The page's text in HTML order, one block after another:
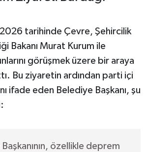
tarihinde Çevre, Şehircilik
Bakanı Murat Kurum ile
görüşmek üzere bir araya
Bu ziyaretin ardından parti içi
ifade eden Belediye Başkanı, şu
özellikle deprem